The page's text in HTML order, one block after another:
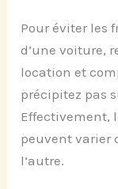
Pour éviter les
d’une voiture,
location et
précipitez pas
Effectivement,
peuvent varier
l’autre.